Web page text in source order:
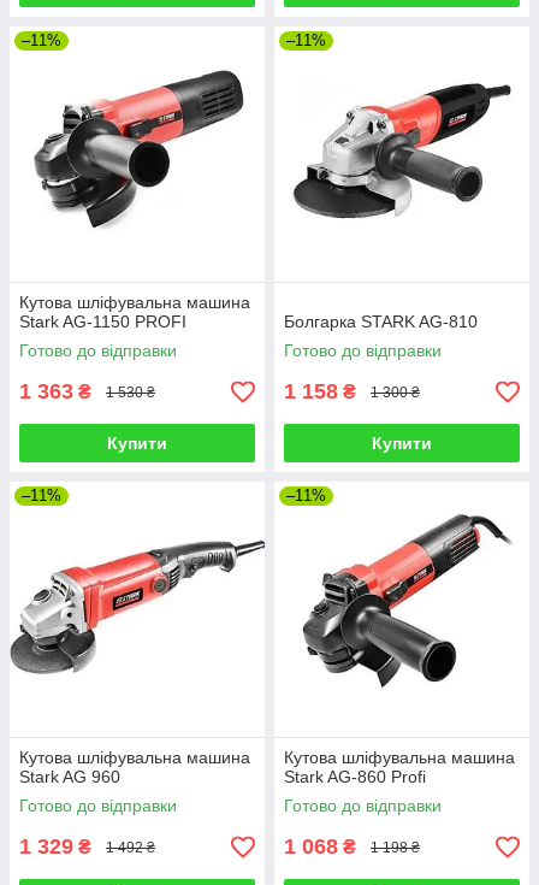
–11%
Кутова шліфувальна машина
Stark AG-1150 PROFI
Готово до відправки
1 363 ₴ 1 530 ₴
Купити
–11%
Болгарка STARK AG-810
Готово до відправки
1 158 ₴ 1 300 ₴
Купити
–11%
Кутова шліфувальна машина
Stark AG 960
Готово до відправки
1 329 ₴ 1 492 ₴
–11%
Кутова шліфувальна машина
Stark AG-860 Profi
Готово до відправки
1 068 ₴ 1 198 ₴